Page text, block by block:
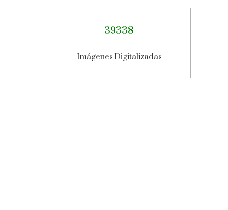
39338
Imágenes Digitalizadas